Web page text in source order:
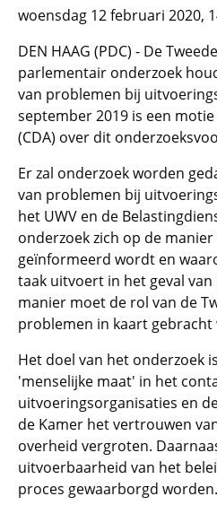
woensdag 12 februari 2020,
DEN HAAG (PDC) - De
parlementair onderzoek
van problemen bij
september 2019 is een motie
(CDA) over dit
Er zal onderzoek worden
van problemen bij
het UWV en de
onderzoek zich op de
geïnformeerd wordt en
taak uitvoert in het geval
manier moet de rol van de
problemen in kaart gebracht
Het doel van het onderzoek
'menselijke maat' in het
uitvoeringsorganisaties en
de Kamer het vertrouwen
overheid vergroten.
uitvoerbaarheid van het
proces gewaarborgd worden.